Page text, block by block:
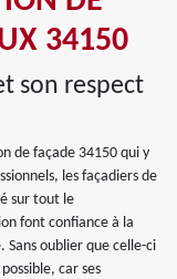
34150
son respect
de façade 34150 qui y
les façadiers de
sur tout le
font confiance à la
Sans oublier que celle-ci
car ses